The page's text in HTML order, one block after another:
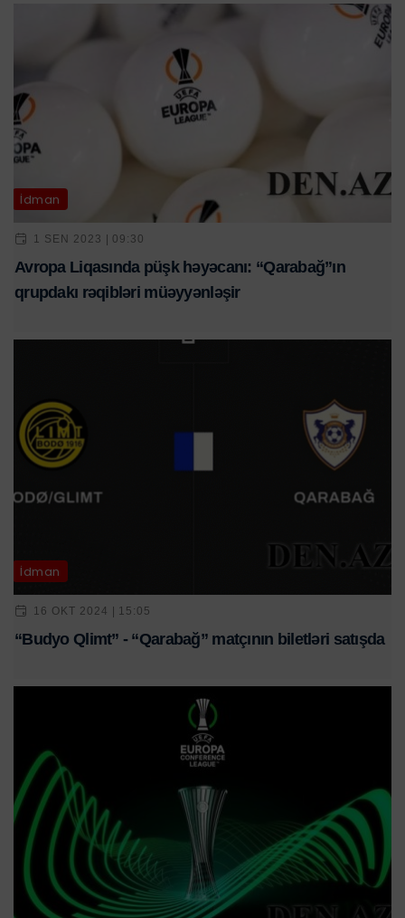
İdman
1 SEN 2023 | 09:30
Avropa Liqasında püşk həyəcanı: “Qarabağ”ın
qrupdakı rəqibləri müəyyənləşir
İdman
16 OKT 2024 | 15:05
“Budyo Qlimt” - “Qarabağ” matçının biletləri satışda